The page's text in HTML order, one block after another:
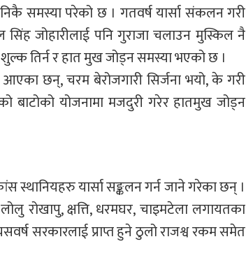
समस्या परेको छ । गतवर्ष यार्सा संकलन गरी
जोहारीलाई पनि गुराजा चलाउन मुस्किल नै
तिर्न र हात मुख जोड्न समस्या भएको छ ।
छन्, चरम बेरोजगारी सिर्जना भयो, के गरी
बाटोको योजनामा मजदुरी गरेर हातमुख जोड्न
स्थानियहरु यार्सा सङ्कलन गर्न जाने गरेका छन् ।
रोखापु, क्षत्ति, धरमघर, चाइमटेला लगायतका
सरकारलाई प्राप्त हुने ठुलो राजश्व रकम समेत